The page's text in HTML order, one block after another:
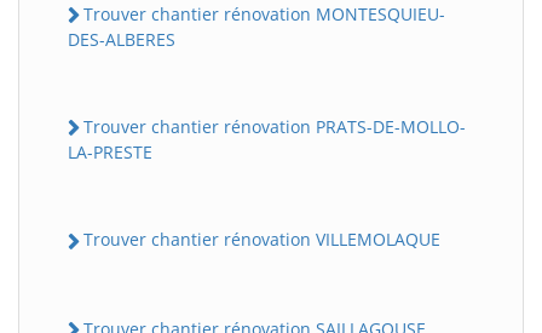
Trouver chantier rénovation MONTESQUIEU-
DES-ALBERES
Trouver chantier rénovation PRATS-DE-MOLLO-
LA-PRESTE
Trouver chantier rénovation VILLEMOLAQUE
Trouver chantier rénovation SAILLAGOUSE